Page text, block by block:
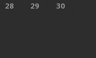
28 29
30